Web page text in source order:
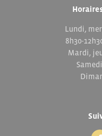
Lundi,
8h30-
Mardi,